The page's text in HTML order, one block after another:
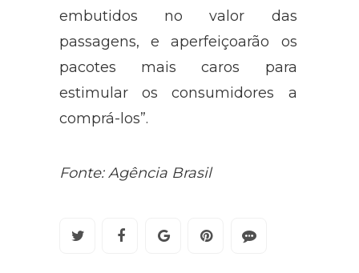
embutidos no valor das
passagens, e aperfeiçoarão os
pacotes mais caros para
estimular os consumidores a
comprá-los”.
Fonte: Agência Brasil